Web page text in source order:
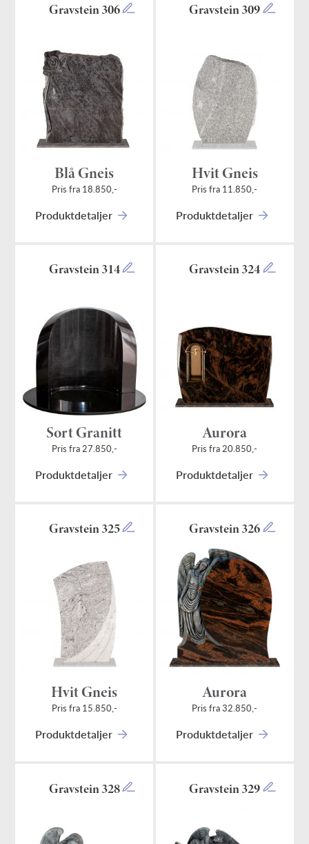
Gravstein 306
Blå Gneis
Pris fra 18.850,-
Produktdetaljer
Gravstein 309
Hvit Gneis
Pris fra 11.850,-
Produktdetaljer
Gravstein 314
Sort Granitt
Pris fra 27.850,-
Produktdetaljer
Gravstein 324
Aurora
Pris fra 20.850,-
Produktdetaljer
Gravstein 325
Hvit Gneis
Pris fra 15.850,-
Produktdetaljer
Gravstein 326
Aurora
Pris fra 32.850,-
Produktdetaljer
Gravstein 328 Gravstein 329